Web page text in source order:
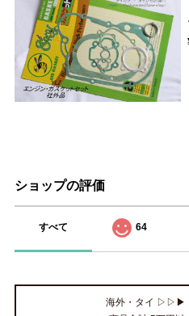
ショップの評価
すべて 64
海外・タイ ▷▷▶